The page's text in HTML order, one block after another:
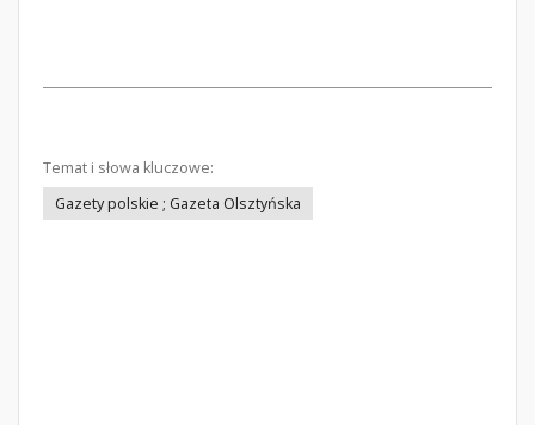
Temat i słowa kluczowe:
Gazety polskie ; Gazeta Olsztyńska